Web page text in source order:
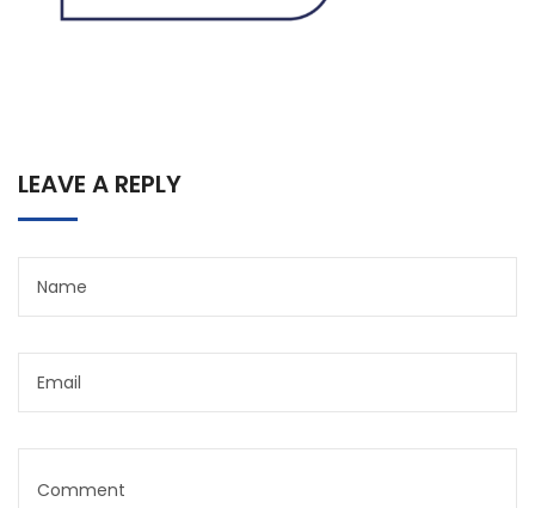
LEAVE A REPLY